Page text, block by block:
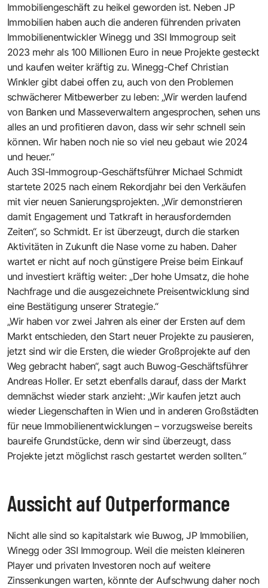
Immobiliengeschäft zu heikel geworden ist. Neben JP
Immobilien haben auch die anderen führenden privaten
Immobilienentwickler Winegg und 3SI Immogroup seit
2023 mehr als 100 Millionen Euro in neue Projekte gesteckt
und kaufen weiter kräftig zu. Winegg-Chef Christian
Winkler gibt dabei offen zu, auch von den Problemen
schwächerer Mitbewerber zu leben: „Wir werden laufend
von Banken und Masseverwaltern angesprochen, sehen uns
alles an und profitieren davon, dass wir sehr schnell sein
können. Wir haben noch nie so viel neu gebaut wie 2024
und heuer.“
Auch 3SI-Immogroup-Geschäftsführer Michael Schmidt
startete 2025 nach einem Rekordjahr bei den Verkäufen
mit vier neuen Sanierungsprojekten. „Wir demonstrieren
damit Engagement und Tatkraft in herausfordernden
Zeiten“, so Schmidt. Er ist überzeugt, durch die starken
Aktivitäten in Zukunft die Nase vorne zu haben. Daher
wartet er nicht auf noch günstigere Preise beim Einkauf
und investiert kräftig weiter: „Der hohe Umsatz, die hohe
Nachfrage und die ausgezeichnete Preisentwicklung sind
eine Bestätigung unserer Strategie.“
„Wir haben vor zwei Jahren als einer der Ersten auf dem
Markt entschieden, den Start neuer Projekte zu pausieren,
jetzt sind wir die Ersten, die wieder Großprojekte auf den
Weg gebracht haben“, sagt auch Buwog-Geschäftsführer
Andreas Holler. Er setzt ebenfalls darauf, dass der Markt
demnächst wieder stark anzieht: „Wir kaufen jetzt auch
wieder Liegenschaften in Wien und in anderen Großstädten
für neue Immobilienentwicklungen – vorzugsweise bereits
baureife Grundstücke, denn wir sind überzeugt, dass
Projekte jetzt möglichst rasch gestartet werden sollten.“
Aussicht auf Outperformance
Nicht alle sind so kapitalstark wie Buwog, JP Immobilien,
Winegg oder 3SI Immogroup. Weil die meisten kleineren
Player und privaten Investoren noch auf weitere
Zinssenkungen warten, könnte der Aufschwung daher noch